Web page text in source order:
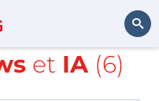
Rechercher
balise
IdO
et IA(6)